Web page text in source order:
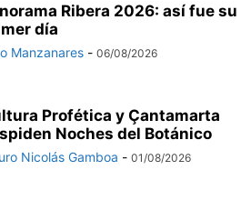
Ribera 2026: así fue su
día
Manzanares - 06/08/2026
Profética y Çantamarta
Noches del Botánico
Nicolás Gamboa - 01/08/2026